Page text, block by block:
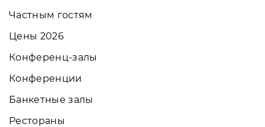
Частным гостям
Цены 2026
Конференц-залы
Конференции
Банкетные залы
Рестораны